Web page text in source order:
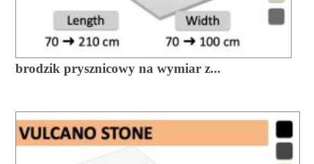
brodzik prysznicowy na wymiar z...